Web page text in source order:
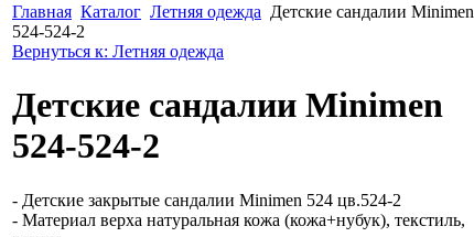
Главная Каталог Летняя одежда Детские сандалии Minimen
524-524-2
Вернуться к: Летняя одежда
Детские сандалии Minimen
524-524-2
- Детские закрытые сандалии Minimen 524 цв.524-2
- Материал верха натуральная кожа (кожа+нубук), текстиль,